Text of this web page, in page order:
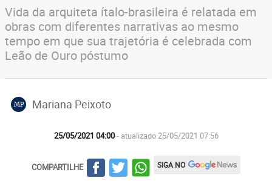
Vida da arquiteta ítalo-brasileira é relatada em
obras com diferentes narrativas ao mesmo
tempo em que sua trajetória é celebrada com
Leão de Ouro póstumo
MP Mariana Peixoto
25/05/2021 04:00- atualizado 25/05/2021 07:56
COMPARTILHE SIGA NO